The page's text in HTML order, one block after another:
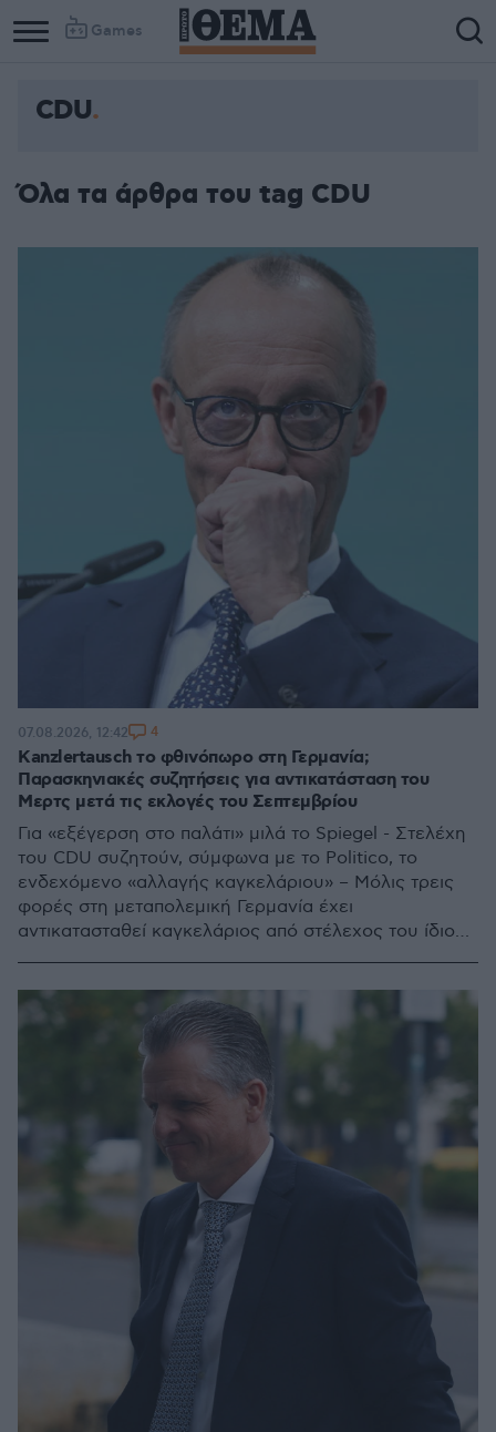
Games
CDU
Όλα τα άρθρα του tag CDU
Kanzlertausch το φθινόπωρο στη Γερμανία;
Παρασκηνιακές συζητήσεις για αντικατάσταση του
Μερτς μετά τις εκλογές του Σεπτεμβρίου
Για «εξέγερση στο παλάτι» μιλά το Spiegel - Στελέχη
του CDU συζητούν, σύμφωνα με το Politico, το
ενδεχόμενο «αλλαγής καγκελάριου» – Μόλις τρεις
φορές στη μεταπολεμική Γερμανία έχει
αντικατασταθεί καγκελάριος από στέλεχος του ίδιου
07.08.2026, 12:42 4